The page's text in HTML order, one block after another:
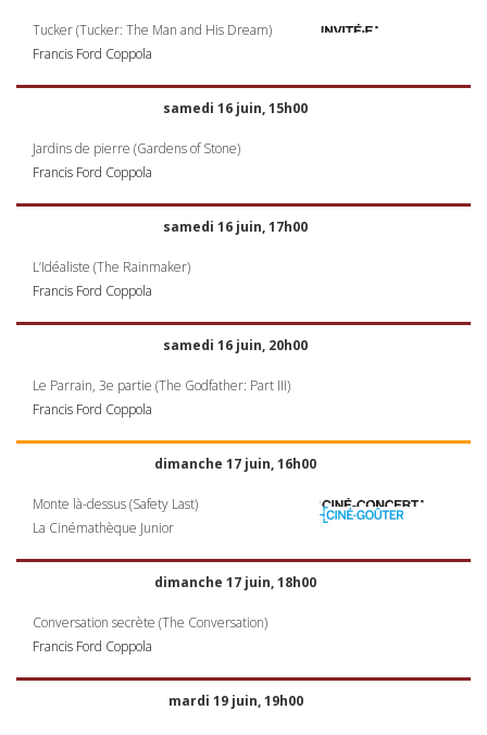
Tucker (Tucker: The Man and His Dream)
Francis Ford Coppola
samedi 16 juin, 15h00
Jardins de pierre (Gardens of Stone)
Francis Ford Coppola
samedi 16 juin, 17h00
L’Idéaliste (The Rainmaker)
Francis Ford Coppola
samedi 16 juin, 20h00
Le Parrain, 3e partie (The Godfather: Part III)
Francis Ford Coppola
dimanche 17 juin, 16h00
Monte là-dessus (Safety Last)
La Cinémathèque Junior
dimanche 17 juin, 18h00
Conversation secrète (The Conversation)
Francis Ford Coppola
mardi 19 juin, 19h00